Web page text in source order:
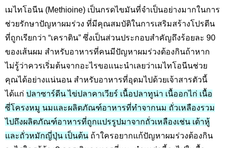
เมไทโอนีน (Methioine) เป็นกรดไขมันที่จำเป็นอย่างมากในการ
ช่วยรักษาปัญหาผมร่วง ที่มีคุณสมบัติในการเสริมสร้างโปรตีน
ที่ถูกเรียกว่า “เคราติน” ซึ่งเป็นส่วนประกอบสำคัญถึงร้อยละ 90
ของเส้นผม สำหรับอาหารที่คนมีปัญหาผมร่วงต้องกินถ้าหาก
ไม่รู้ว่าควรเริ่มต้นจากอะไรขอแนะนำเลยว่าเมไทโอนีนช่วย
คุณได้อย่างแน่นอน สำหรับอาหารที่อุดมไปด้วยเจ้าสารตัวนี้
ได้แก่ ปลาซาร์ดีน ไข่ปลาคาเวียร์ เนื้อปลาทูน่า เนื้ออกไก่ เนื้อ
ซี่โครงหมู นมและผลิตภัณฑ์อาหารที่ทำจากนม ถั่วเหลืองรวม
ไปถึงผลิตภัณฑ์อาหารที่ถูกแปรรูปมาจากถั่วเหลืองเช่น เต้าหู้
และถั่วหมักญี่ปุ่น เป็นต้น ถ้าใครอยากแก้ปัญหาผมร่วงต้องกิน